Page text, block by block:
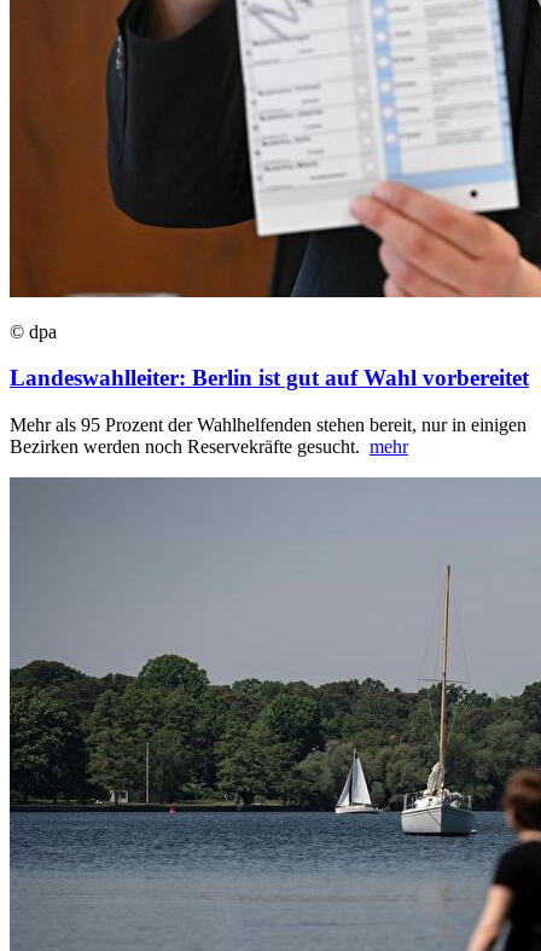
© dpa
Landeswahlleiter: Berlin ist gut auf Wahl vorbereitet
Mehr als 95 Prozent der Wahlhelfenden stehen bereit, nur in einigen
Bezirken werden noch Reservekräfte gesucht. mehr